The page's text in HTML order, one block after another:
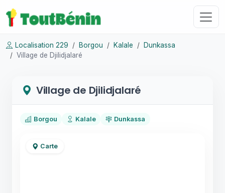
Localisation 229 Borgou Kalale
Dunkassa
Village de Djilidjalaré
Village de Djilidjalaré
Borgou Kalale Dunkassa
Carte